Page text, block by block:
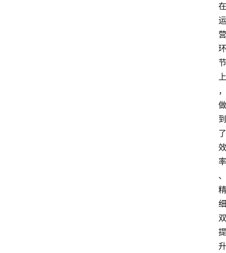
在
运
营
环
节
上
，
做
到
了
效
率
、
精
细
双
提
升